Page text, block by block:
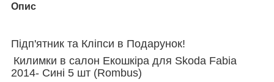
Опис
Підп'ятник та Кліпси в Подарунок!
Килимки в салон Екошкіра для Skoda Fabia
2014- Сині 5 шт (Rombus)